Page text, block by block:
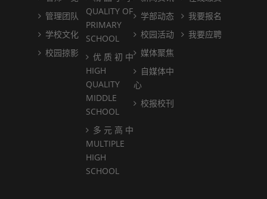
管理团队
学校文化
校园掠影
QUALITY OF
PRIMARY
SCHOOL
优 质 初 中
HIGH
QUALITY
MIDDLE
SCHOOL
多 元 高 中
MULTIPLE
HIGH
SCHOOL
学部动态
校园活动
媒体聚焦
自媒体中
心
校报校刊
我要报名
我要应聘